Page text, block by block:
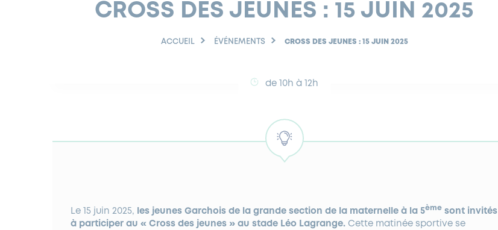
CROSS DES JEUNES : 15 JUIN 2025
ACCUEIL ÉVÉNEMENTS CROSS DES JEUNES : 15 JUIN 2025
de 10h à 12h
Le 15 juin 2025, les jeunes Garchois de la grande section de la maternelle à la 5ème sont invités
à participer au « Cross des jeunes » au stade Léo Lagrange. Cette matinée sportive se